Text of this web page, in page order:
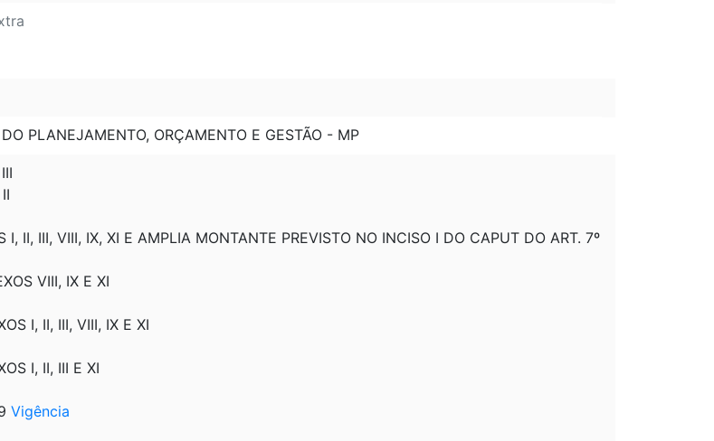
PLANEJAMENTO, ORÇAMENTO E GESTÃO - MP
II, III, VIII, IX, XI E AMPLIA MONTANTE PREVISTO NO INCISO I DO CAPUT DO ART. 7º
VIII, IX E XI
I, II, III, VIII, IX E XI
I, II, III E XI
Vigência